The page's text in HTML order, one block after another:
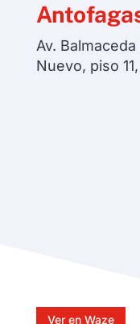
Av.
Nuevo, piso
Ver en Waze